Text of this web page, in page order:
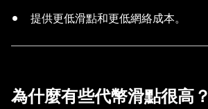
提供更低滑點和更低網絡成本。
為什麼有些代幣滑點很高？